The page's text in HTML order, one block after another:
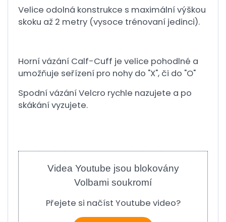
Velice odolná konstrukce s maximální výškou
skoku až 2 metry (vysoce trénovaní jedinci).
Horní vázání Calf-Cuff je velice pohodlné a
umožňuje seřízení pro nohy do "X", či do "O"
Spodní vázání Velcro rychle nazujete a po
skákání vyzujete.
Videa Youtube jsou blokovány
Volbami soukromí
Přejete si načíst Youtube video?